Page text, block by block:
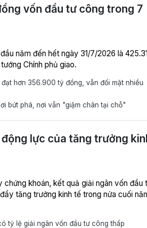
vốn đầu tư công trong 7
năm đến hết ngày 31/7/2026 là
Chính phủ giao.
hơn 356.900 tỷ đồng, vẫn đối mặt nhiều
bứt phá, nơi vẫn "giậm chân tại chỗ"
lực của tăng trưởng
khoán, kết quả giải ngân vốn đầu
tăng trưởng kinh tế trong nửa cuối
tỷ lệ giải ngân vốn đầu tư công thấp